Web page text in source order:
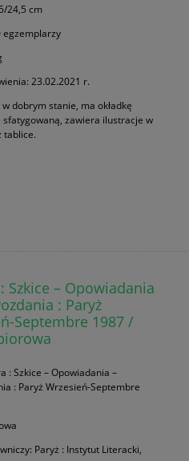
24,5 cm
egzemplarzy
23.02.2021 r.
dobrym stanie, ma okładkę
sfatygowaną, zawiera ilustracje w
tablice.
Szkice – Opowiadania
: Paryż
Septembre 1987 /
: Szkice – Opowiadania –
: Paryż Wrzesień-Septembre
Paryż : Instytut Literacki,